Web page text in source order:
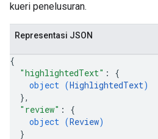
kueri penelusuran.
Representasi JSON
{
"highlightedText" : {
object (HighlightedText)
},
"review" : {
object (Review)
}